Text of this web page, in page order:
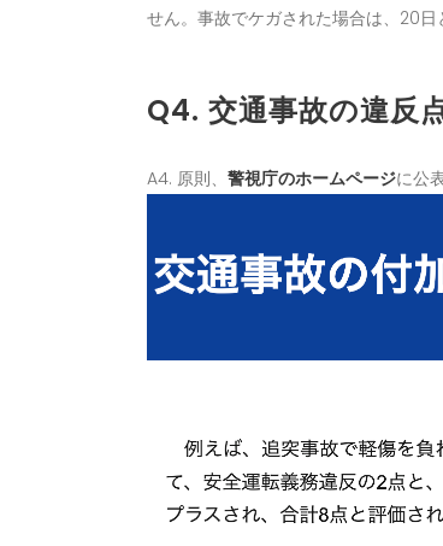
せん。事故でケガされた場合は、20日
Q4. 交通事故の違反
A4. 原則、 警視庁のホームページに公